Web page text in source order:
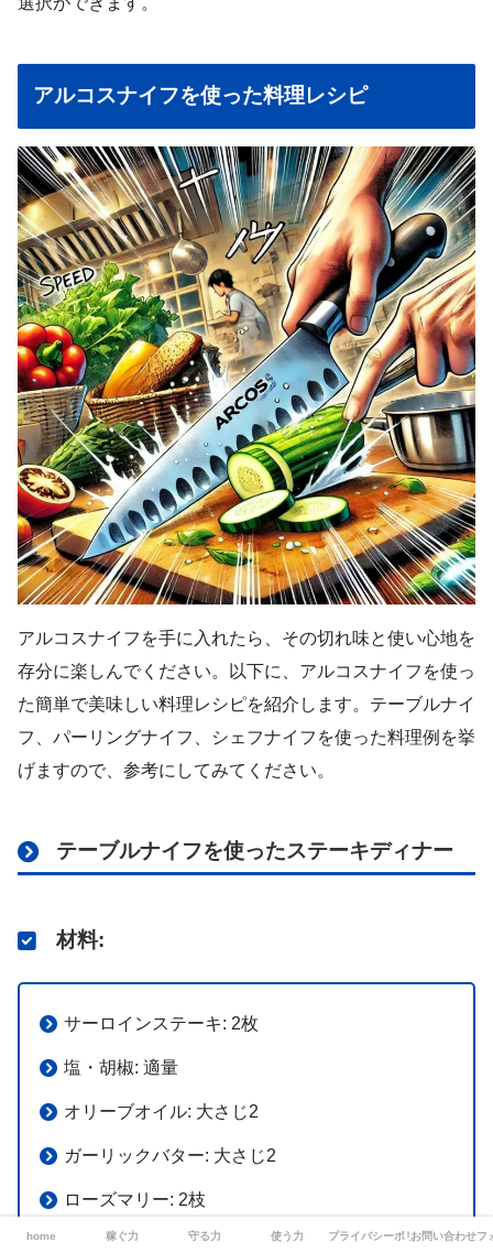
アルコスナイフを使った料理レシピ
アルコスナイフを手に入れたら、その切れ味と使い心地を
存分に楽しんでください。以下に、アルコスナイフを使っ
た簡単で美味しい料理レシピを紹介します。テーブルナイ
フ、パーリングナイフ、シェフナイフを使った料理例を挙
げますので、参考にしてみてください。
テーブルナイフを使ったステーキディナー
材料:
サーロインステーキ: 2枚
塩・胡椒: 適量
オリーブオイル: 大さじ2
ガーリックバター: 大さじ2
ローズマリー: 2枝
home 稼ぐ力 守る力 使う力 プライバシーポリシー/免責事項
お問い合わせフ